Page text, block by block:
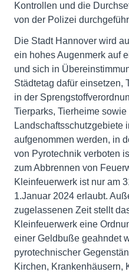
Kontrollen und die
von der Polizei
Die Stadt Hannover wird
ein hohes Augenmerk auf
und sich in
Städtetag dafür einsetzen,
in der
Tierparks, Tierheime sowie
Landschaftsschutzgebiete
aufgenommen werden, in
von Pyrotechnik verboten
zum Abbrennen von
Kleinfeuerwerk ist nur am
1.Januar 2024 erlaubt.
zugelassenen Zeit stellt
Kleinfeuerwerk eine
einer Geldbuße geahndet
pyrotechnischer
Kirchen, Krankenhäusern,